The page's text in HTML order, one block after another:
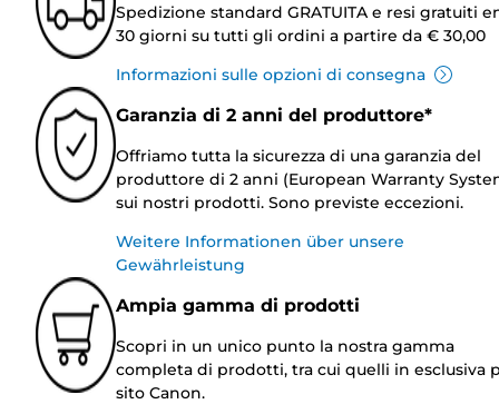
Spedizione standard GRATUITA e resi gratuiti
30 giorni su tutti gli ordini a partire da € 30,00
Informazioni sulle opzioni di consegna
Garanzia di 2 anni del produttore*
Offriamo tutta la sicurezza di una garanzia del
produttore di 2 anni (European Warranty
sui nostri prodotti. Sono previste eccezioni.
Weitere Informationen über unsere
Gewährleistung
Ampia gamma di prodotti
Scopri in un unico punto la nostra gamma
completa di prodotti, tra cui quelli in esclusiva
sito Canon.